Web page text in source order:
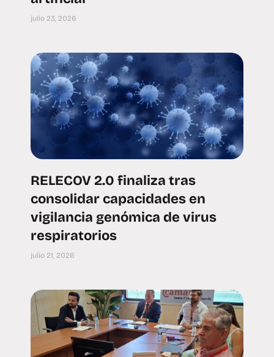
julio 23, 2026
RELECOV 2.0 finaliza tras
consolidar capacidades en
vigilancia genómica de virus
respiratorios
julio 21, 2026